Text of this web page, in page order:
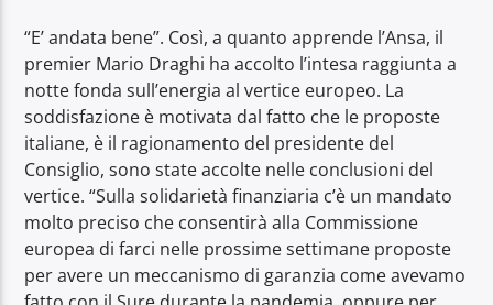
“E’ andata bene”. Così, a quanto apprende l’Ansa, il
premier Mario Draghi ha accolto l’intesa raggiunta a
notte fonda sull’energia al vertice europeo. La
soddisfazione è motivata dal fatto che le proposte
italiane, è il ragionamento del presidente del
Consiglio, sono state accolte nelle conclusioni del
vertice. “Sulla solidarietà finanziaria c’è un mandato
molto preciso che consentirà alla Commissione
europea di farci nelle prossime settimane proposte
per avere un meccanismo di garanzia come avevamo